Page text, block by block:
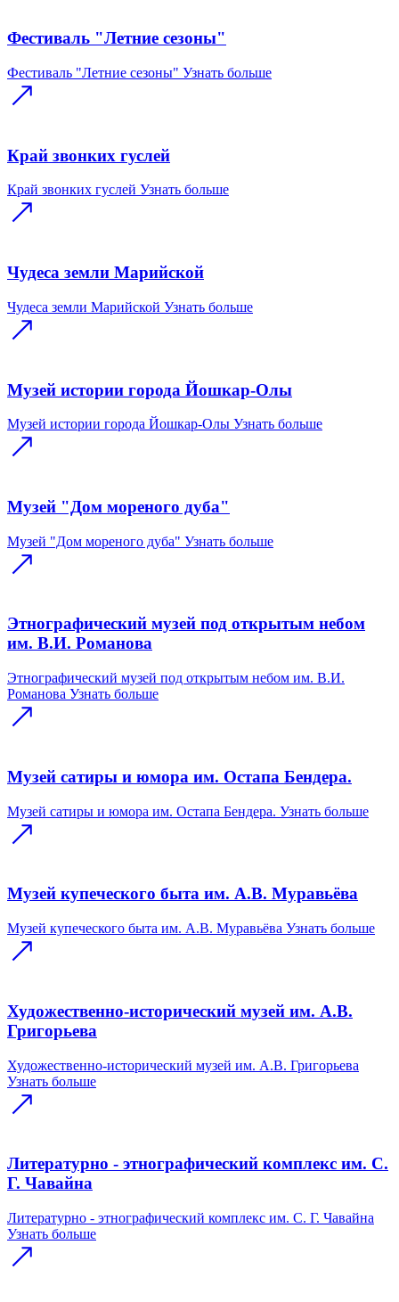
Фестиваль "Летние сезоны"
Фестиваль "Летние сезоны" Узнать больше
Край звонких гуслей
Край звонких гуслей Узнать больше
Чудеса земли Марийской
Чудеса земли Марийской Узнать больше
Музей истории города Йошкар-Олы
Музей истории города Йошкар-Олы Узнать больше
Музей "Дом мореного дуба"
Музей "Дом мореного дуба" Узнать больше
Этнографический музей под открытым небом
им. В.И. Романова
Этнографический музей под открытым небом им. В.И.
Романова Узнать больше
Музей сатиры и юмора им. Остапа Бендера.
Музей сатиры и юмора им. Остапа Бендера. Узнать больше
Музей купеческого быта им. А.В. Муравьёва
Музей купеческого быта им. А.В. Муравьёва Узнать больше
Художественно-исторический музей им. А.В.
Григорьева
Художественно-исторический музей им. А.В. Григорьева
Узнать больше
Литературно - этнографический комплекс им. С.
Г. Чавайна
Литературно - этнографический комплекс им. С. Г. Чавайна
Узнать больше